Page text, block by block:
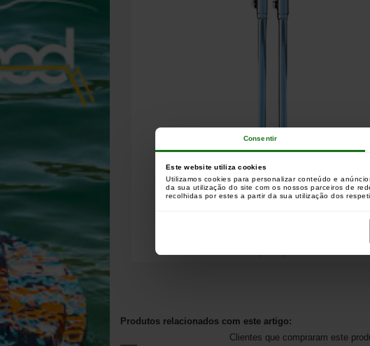
Consentir
Este website utiliza cookies
Utilizamos cookies para personalizar conteúdo e
da sua utilização do site com os nossos parceiros de
recolhidas por estes a partir da sua utilização dos
Produtos relacionados com este artigo:
Clientes que compraram este